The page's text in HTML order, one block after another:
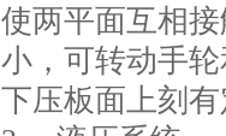
使两平面互相
小，可转动手
下压板面上刻